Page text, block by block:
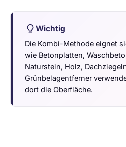
Wichtig
Die Kombi-Methode eignet
wie Betonplatten,
Naturstein, Holz,
Grünbelagentferner
dort die Oberfläche.